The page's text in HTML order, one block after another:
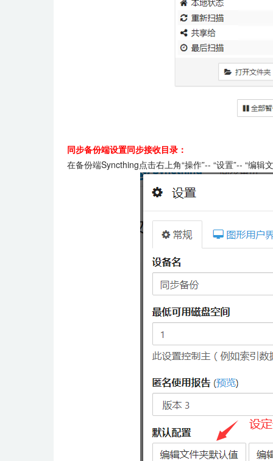
同步备份端设置同步接收目录：
在备份端Syncthing点击右上角“操作”-- “设置”-- “编